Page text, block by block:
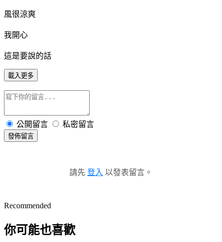
風很涼爽
我開心
這是要說的話
載入更多
公開留言 私密留言
發佈留言
請先 登入 以發表留言。
Recommended
你可能也喜歡